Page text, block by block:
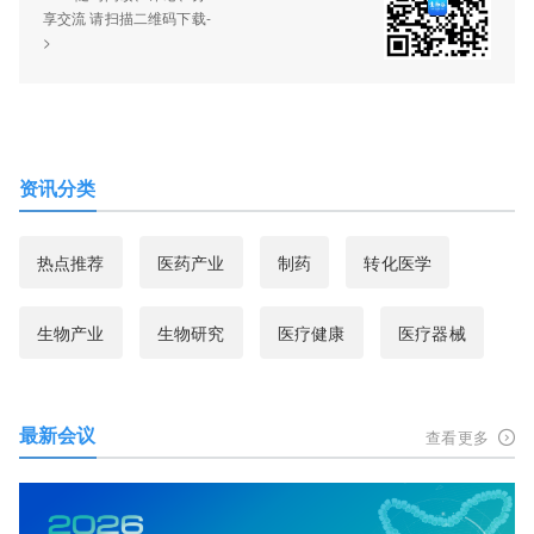
享交流 请扫描二维码下载-
>
资讯分类
热点推荐 医药产业 制药 转化医学
生物产业 生物研究 医疗健康 医疗器械
最新会议 查看更多